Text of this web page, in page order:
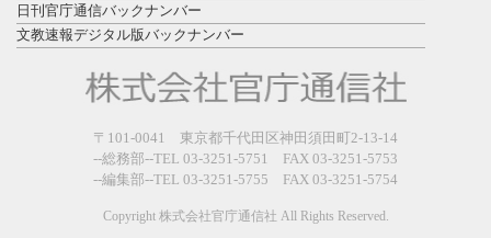
日更新
県警等と大
規模災害時
締結し...
日刊官庁通信バックナンバー
文教速報デジタル版バックナンバー
〒101-0041 東京都千代田区神田須田町2-13-14
--総務部--TEL 03-3251-5751 FAX 03-3251-5753
--編集部--TEL 03-3251-5755 FAX 03-3251-5754
Copyright 株式会社官庁通信社 All Rights Reserved.